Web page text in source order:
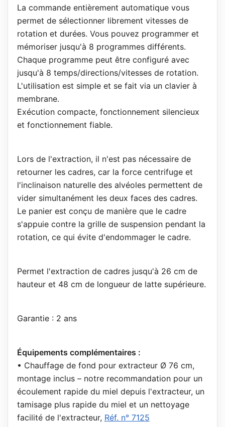
La commande entièrement automatique vous
permet de sélectionner librement vitesses de
rotation et durées. Vous pouvez programmer et
mémoriser jusqu'à 8 programmes différents.
Chaque programme peut être configuré avec
jusqu'à 8 temps/directions/vitesses de rotation.
L'utilisation est simple et se fait via un clavier à
membrane.
Exécution compacte, fonctionnement silencieux
et fonctionnement fiable.
Lors de l'extraction, il n'est pas nécessaire de
retourner les cadres, car la force centrifuge et
l'inclinaison naturelle des alvéoles permettent de
vider simultanément les deux faces des cadres.
Le panier est conçu de manière que le cadre
s'appuie contre la grille de suspension pendant la
rotation, ce qui évite d'endommager le cadre.
Permet l'extraction de cadres jusqu'à 26 cm de
hauteur et 48 cm de longueur de latte supérieure.
Garantie : 2 ans
Équipements complémentaires :
• Chauffage de fond pour extracteur Ø 76 cm,
montage inclus – notre recommandation pour un
écoulement rapide du miel depuis l'extracteur, un
tamisage plus rapide du miel et un nettoyage
facilité de l'extracteur, Réf. n° 7125